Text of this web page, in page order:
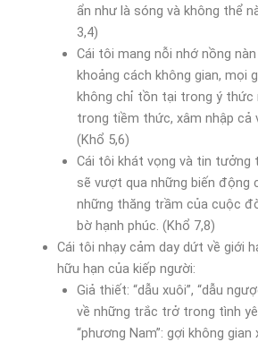
ẩn như là sóng và không thể
3,4)
Cái tôi mang nỗi nhớ nồng
khoảng cách không gian, mọi
không chỉ tồn tại trong ý thức
trong tiềm thức, xâm nhập cả
(Khổ 5,6)
Cái tôi khát vọng và tin tưởng
sẽ vượt qua những biến động
những thăng trầm của cuộc
bờ hạnh phúc. (Khổ 7,8)
Cái tôi nhạy cảm day dứt về giới
hữu hạn của kiếp người:
Giả thiết: “dẫu xuôi”, “dẫu
về những trắc trở trong tình
“phương Nam”: gợi không gian